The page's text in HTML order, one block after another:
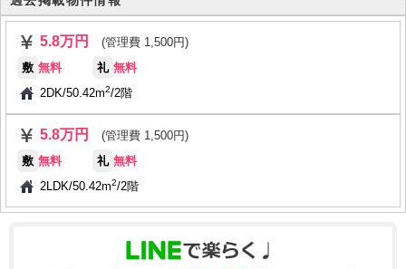
5.8万円
(管理費 1,500円)
敷 無料 礼 無料
2DK/50.42m2/2階
5.8万円
(管理費 1,500円)
敷 無料 礼 無料
2LDK/50.42m2/2階